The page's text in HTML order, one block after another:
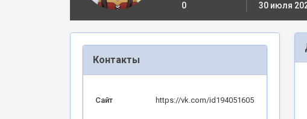
0 30 июля
Контакты
Сайт https://vk.com/id194051605